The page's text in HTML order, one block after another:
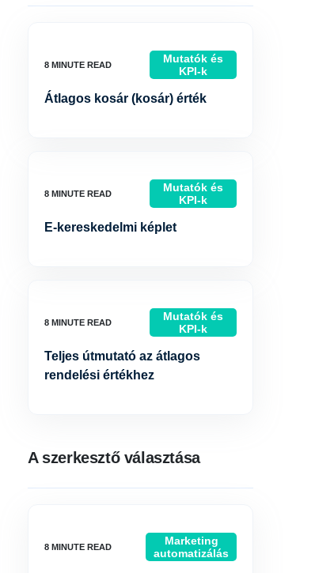
Mutatók és
KPI-k
Átlagos kosár (kosár) érték
Mutatók és
KPI-k
E-kereskedelmi képlet
Mutatók és
KPI-k
Teljes útmutató az átlagos
rendelési értékhez
A szerkesztő választása
Marketing
automatizálás